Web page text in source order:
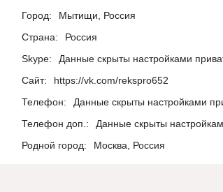
Город:
Мытищи, Россия
Страна:
Россия
Skype:
Данные скрыты настройками
Сайт:
https://vk.com/rekspro652
Телефон:
Данные скрыты настройками
Телефон доп.:
Данные скрыты
Родной город:
Москва, Россия